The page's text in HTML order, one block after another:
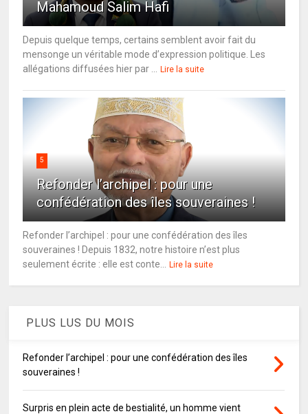
Mahamoud Salim Hafi
Depuis quelque temps, certains semblent avoir fait du
mensonge un véritable mode d’expression politique. Les
allégations diffusées hier par ...
Lire la suite
5
Refonder l’archipel : pour une
confédération des îles souveraines !
Refonder l’archipel : pour une confédération des îles
souveraines ! Depuis 1832, notre histoire n’est plus
seulement écrite : elle est conte...
Lire la suite
PLUS LUS DU MOIS
Refonder l’archipel : pour une confédération des îles
souveraines !
Surpris en plein acte de bestialité, un homme vient